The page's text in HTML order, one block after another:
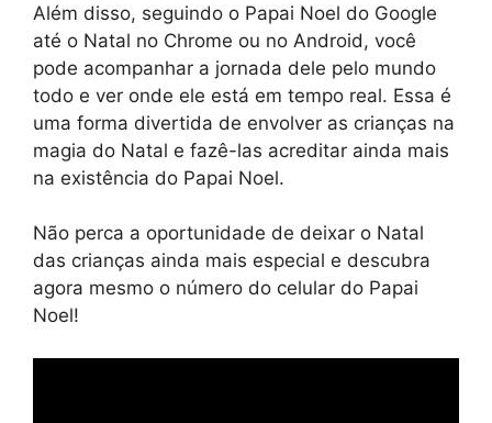
Além disso, seguindo o Papai Noel do Google
até o Natal no Chrome ou no Android, você
pode acompanhar a jornada dele pelo mundo
todo e ver onde ele está em tempo real. Essa é
uma forma divertida de envolver as crianças na
magia do Natal e fazê-las acreditar ainda mais
na existência do Papai Noel.
Não perca a oportunidade de deixar o Natal
das crianças ainda mais especial e descubra
agora mesmo o número do celular do Papai
Noel!